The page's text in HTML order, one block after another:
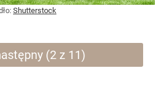
Shutterstock
(2 z 11)